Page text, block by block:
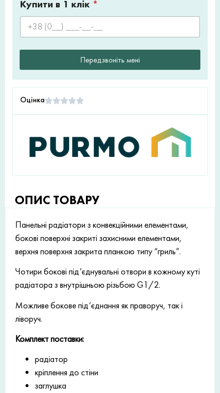
Купити в 1 клік *
Передзвоніть мені
Оцінка
ОПИС ТОВАРУ
Панельні радіатори з конвекційними елементами,
бокові поверхні закриті захисними елементами,
верхня поверхня закрита планкою типу “гриль”.
Чотири бокові під’єднувальні отвори в кожному куті
радіатора з внутрішньою різьбою G1/2.
Можливе бокове під’єднання як праворуч, так і
ліворуч.
Комплект поставки:
радіатор
кріплення до стіни
заглушка